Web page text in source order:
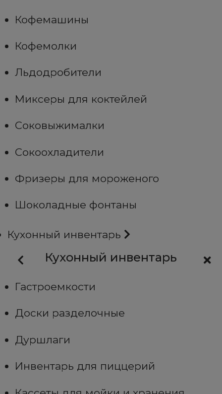
Кофемашины
Кофемолки
Льдодробители
Миксеры для коктейлей
Соковыжималки
Сокоохладители
Фризеры для мороженого
Шоколадные фонтаны
Кухонный инвентарь
Кухонный инвентарь
Гастроемкости
Доски разделочные
Дуршлаги
Инвентарь для пиццерий